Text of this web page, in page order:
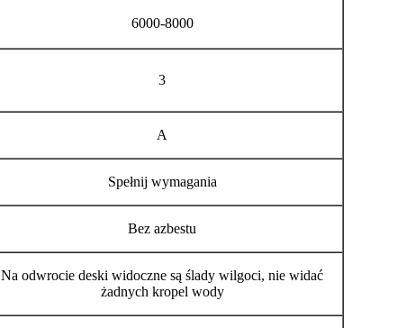
6000-8000
3
A
Spełnij wymagania
Bez azbestu
Na odwrocie deski widoczne są ślady wilgoci, nie widać
żadnych kropel wody